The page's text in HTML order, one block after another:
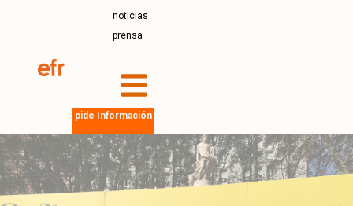
noticias
prensa
pide Información